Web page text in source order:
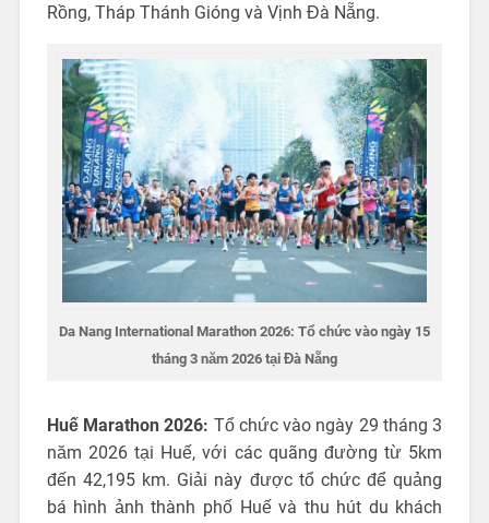
Rồng, Tháp Thánh Gióng và Vịnh Đà Nẵng.
Da Nang International Marathon 2026: Tổ chức vào ngày 15
tháng 3 năm 2026 tại Đà Nẵng
Huế Marathon 2026: Tổ chức vào ngày 29 tháng 3
năm 2026 tại Huế, với các quãng đường từ 5km
đến 42,195 km. Giải này được tổ chức để quảng
bá hình ảnh thành phố Huế và thu hút du khách